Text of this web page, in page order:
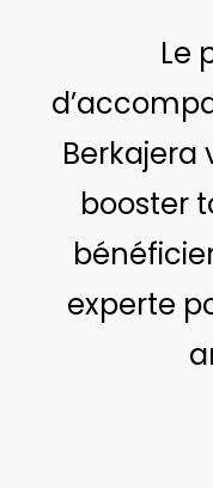
Le
Berkajera
booster
experte